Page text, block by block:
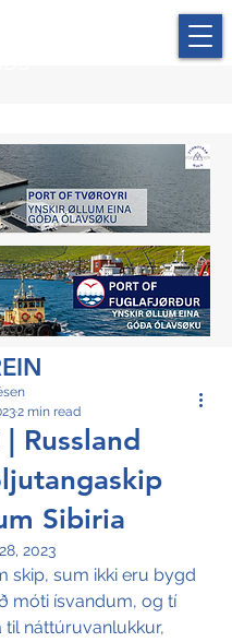
Russland
Sibiria
2 min read
2023
skip, sum ikki eru bygd
móti ísvandum, og tí
til náttúruvanlukkur,